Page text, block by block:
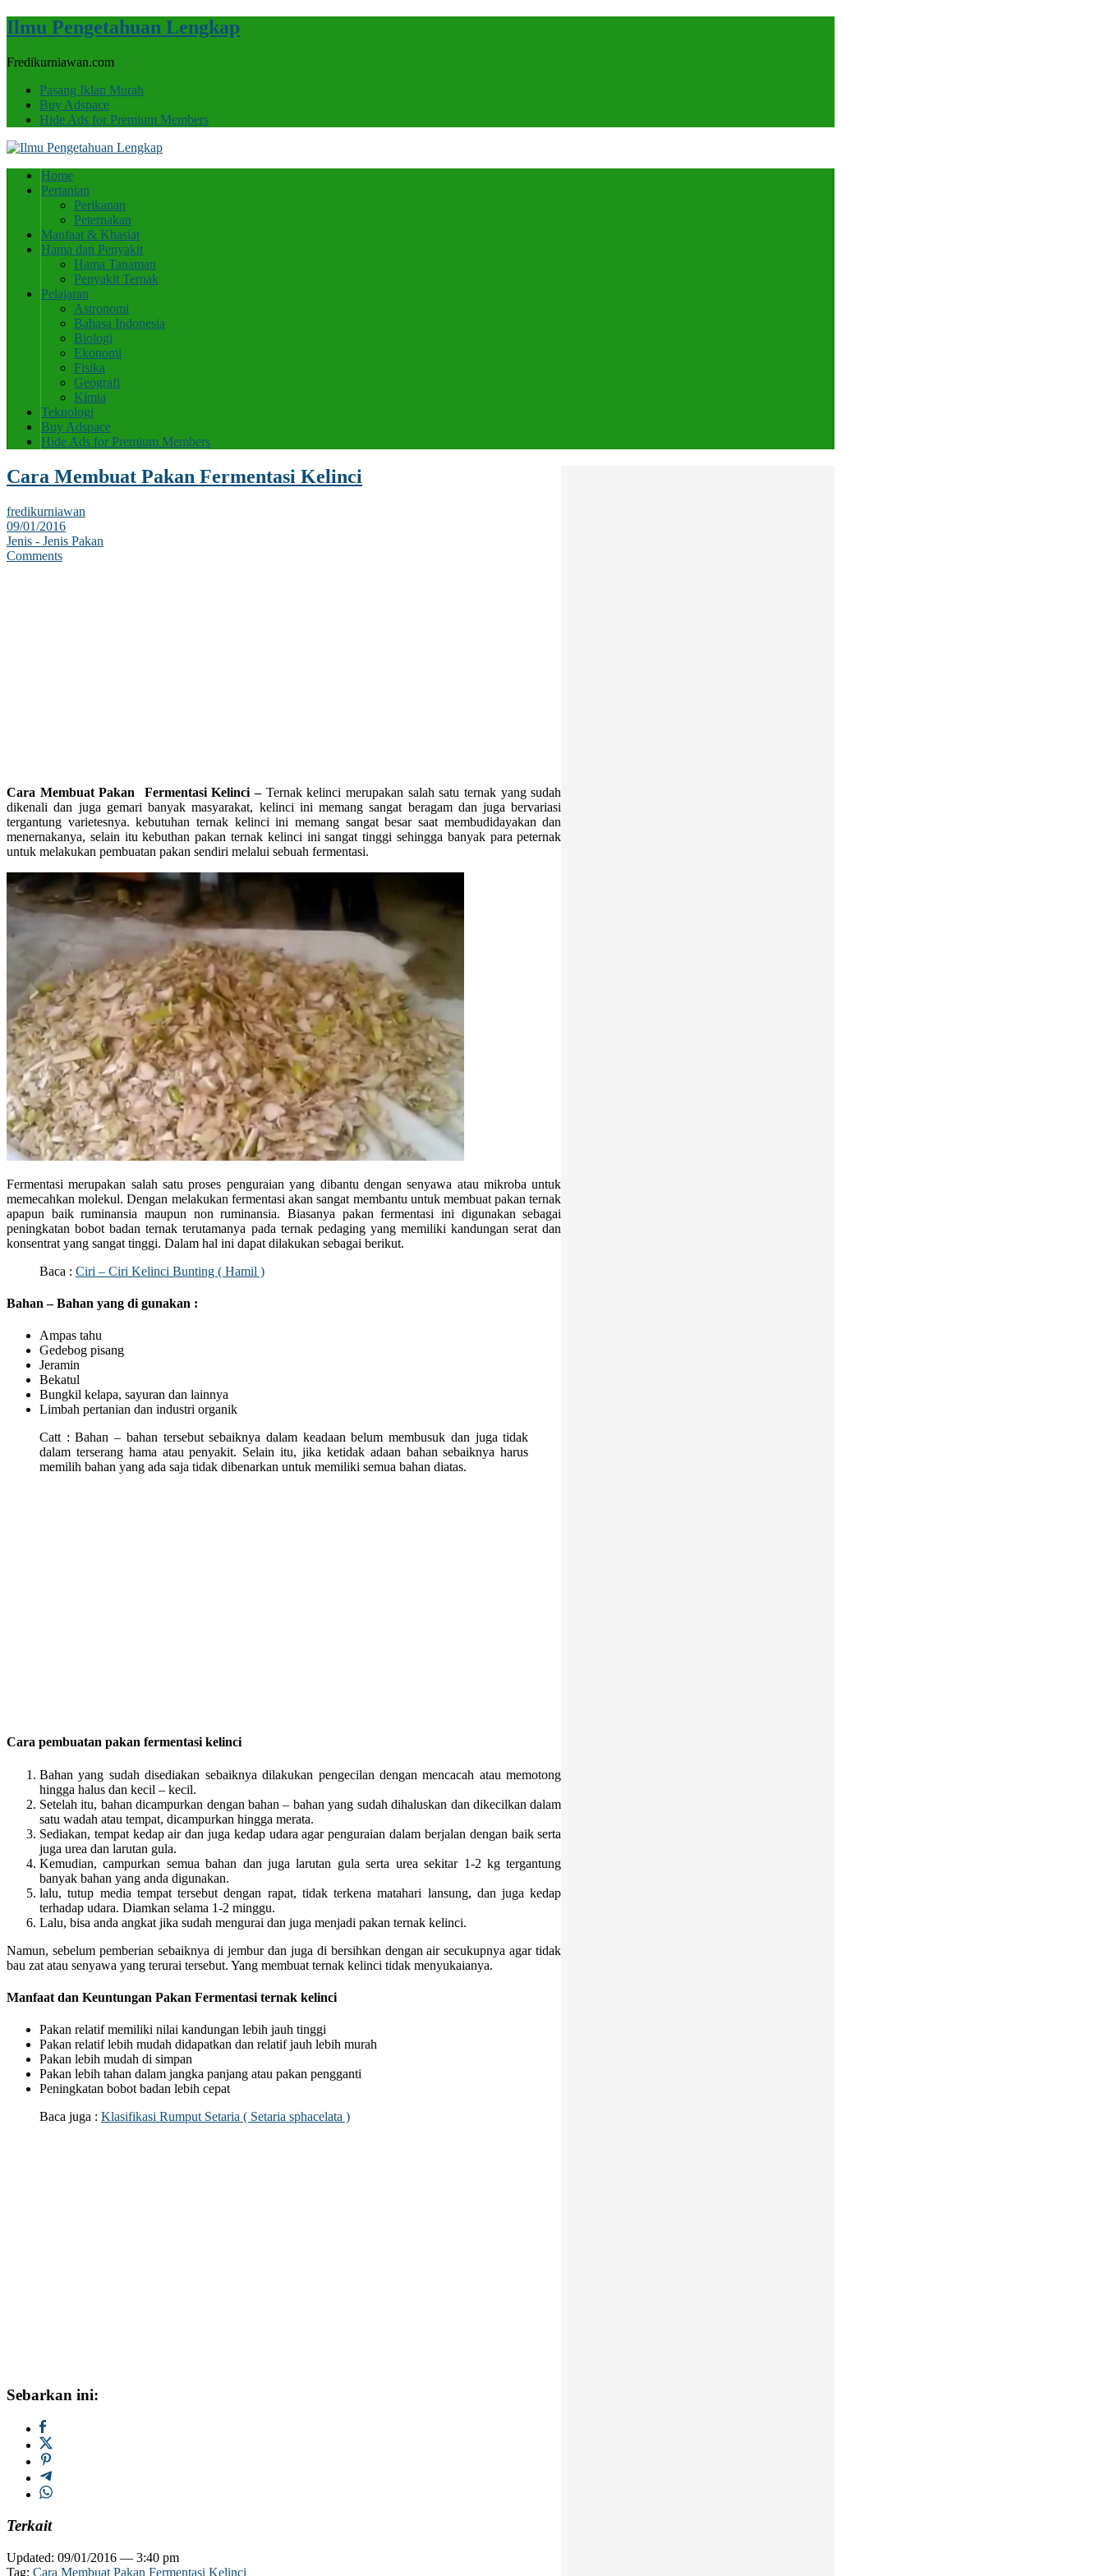
Ilmu Pengetahuan Lengkap
Fredikurniawan.com
Pasang Iklan Murah
Buy Adspace
Hide Ads for Premium Members
Home
Pertanian
Perikanan
Peternakan
Manfaat & Khasiat
Hama dan Penyakit
Hama Tanaman
Penyakit Ternak
Pelajaran
Astronomi
Bahasa Indonesia
Biologi
Ekonomi
Fisika
Geografi
Kimia
Teknologi
Buy Adspace
Hide Ads for Premium Members
Cara Membuat Pakan Fermentasi Kelinci
fredikurniawan
09/01/2016
Jenis - Jenis Pakan
Comments
Cara Membuat Pakan Fermentasi Kelinci – Ternak kelinci merupakan salah satu ternak yang sudah
dikenali dan juga gemari banyak masyarakat, kelinci ini memang sangat beragam dan juga bervariasi
tergantung varietesnya. kebutuhan ternak kelinci ini memang sangat besar saat membudidayakan dan
menernakanya, selain itu kebuthan pakan ternak kelinci ini sangat tinggi sehingga banyak para peternak
untuk melakukan pembuatan pakan sendiri melalui sebuah fermentasi.
Fermentasi merupakan salah satu proses penguraian yang dibantu dengan senyawa atau mikroba untuk
memecahkan molekul. Dengan melakukan fermentasi akan sangat membantu untuk membuat pakan ternak
apapun baik ruminansia maupun non ruminansia. Biasanya pakan fermentasi ini digunakan sebagai
peningkatan bobot badan ternak terutamanya pada ternak pedaging yang memiliki kandungan serat dan
konsentrat yang sangat tinggi. Dalam hal ini dapat dilakukan sebagai berikut.
Baca : Ciri – Ciri Kelinci Bunting ( Hamil )
Bahan – Bahan yang di gunakan :
Ampas tahu
Gedebog pisang
Jeramin
Bekatul
Bungkil kelapa, sayuran dan lainnya
Limbah pertanian dan industri organik
Catt : Bahan – bahan tersebut sebaiknya dalam keadaan belum membusuk dan juga tidak
dalam terserang hama atau penyakit. Selain itu, jika ketidak adaan bahan sebaiknya harus
memilih bahan yang ada saja tidak dibenarkan untuk memiliki semua bahan diatas.
Cara pembuatan pakan fermentasi kelinci
Bahan yang sudah disediakan sebaiknya dilakukan pengecilan dengan mencacah atau memotong
hingga halus dan kecil – kecil.
Setelah itu, bahan dicampurkan dengan bahan – bahan yang sudah dihaluskan dan dikecilkan dalam
satu wadah atau tempat, dicampurkan hingga merata.
Sediakan, tempat kedap air dan juga kedap udara agar penguraian dalam berjalan dengan baik serta
juga urea dan larutan gula.
Kemudian, campurkan semua bahan dan juga larutan gula serta urea sekitar 1-2 kg tergantung
banyak bahan yang anda digunakan.
lalu, tutup media tempat tersebut dengan rapat, tidak terkena matahari lansung, dan juga kedap
terhadap udara. Diamkan selama 1-2 minggu.
Lalu, bisa anda angkat jika sudah mengurai dan juga menjadi pakan ternak kelinci.
Namun, sebelum pemberian sebaiknya di jembur dan juga di bersihkan dengan air secukupnya agar tidak
bau zat atau senyawa yang terurai tersebut. Yang membuat ternak kelinci tidak menyukaianya.
Manfaat dan Keuntungan Pakan Fermentasi ternak kelinci
Pakan relatif memiliki nilai kandungan lebih jauh tinggi
Pakan relatif lebih mudah didapatkan dan relatif jauh lebih murah
Pakan lebih mudah di simpan
Pakan lebih tahan dalam jangka panjang atau pakan pengganti
Peningkatan bobot badan lebih cepat
Baca juga : Klasifikasi Rumput Setaria ( Setaria sphacelata )
Sebarkan ini:
Terkait
Updated: 09/01/2016 — 3:40 pm
Tag: Cara Membuat Pakan Fermentasi Kelinci